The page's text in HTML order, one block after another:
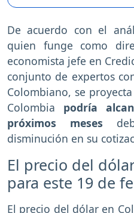
De acuerdo con el
quien funge como
economista jefe en
conjunto de expertos
Colombiano, se
Colombia podría
próximos meses
disminución en su
El precio del
para este 19 de
El precio del dólar en